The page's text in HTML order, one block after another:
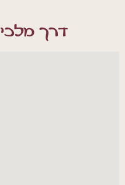
דרך